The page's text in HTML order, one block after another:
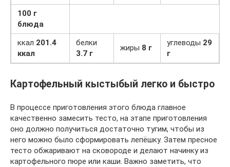
100 г
блюда
ккал 201.4
ккал
белки
3.7 г
жиры 8 г
углеводы 29
г
Картофельный кыстыбый легко и быстро
В процессе приготовления этого блюда главное
качественно замесить тесто, на этапе приготовления
оно должно получиться достаточно тугим, чтобы из
него можно было сформировать лепёшку. Затем пресное
тесто обжаривают на сковороде и делают начинку из
картофельного пюре или каши. Важно заметить, что